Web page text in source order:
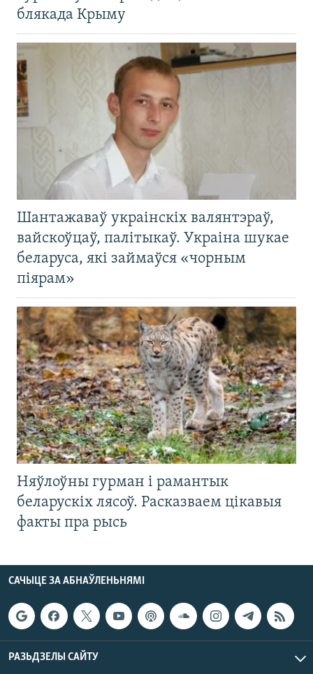
блякада Крыму
Шантажаваў украінскіх валянтэраў,
вайскоўцаў, палітыкаў. Украіна шукае
беларуса, які займаўся «чорным
піярам»
Няўлоўны гурман і рамантык
беларускіх лясоў. Расказваем цікавыя
факты пра рысь
САЧЫЦЕ ЗА АБНАЎЛЕНЬНЯМІ
РАЗЬДЗЕЛЫ САЙТУ